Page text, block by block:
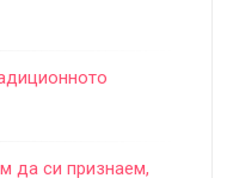
да си признаем,